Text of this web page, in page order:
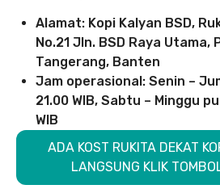
Alamat: Kopi Kalyan BSD,
No.21 Jln. BSD Raya Utama,
Tangerang, Banten
Jam operasional: Senin –
21.00 WIB, Sabtu – Minggu
WIB
ADA KOST RUKITA DEKAT
LANGSUNG KLIK